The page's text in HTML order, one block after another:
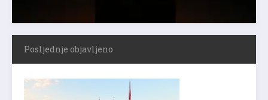
Posljednje objavljeno